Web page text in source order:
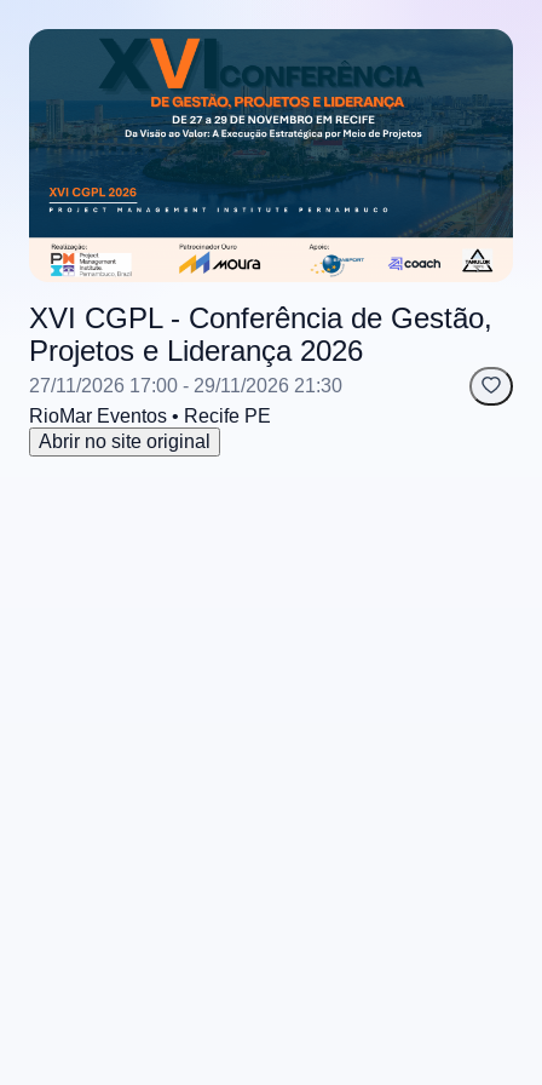
XVI CGPL - Conferência de Gestão,
Projetos e Liderança 2026
27/11/2026 17:00 - 29/11/2026 21:30
RioMar Eventos • Recife PE
Abrir no site original